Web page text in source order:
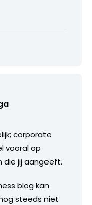
corporate
vooral op
die jij aangeeft.
blog kan
steeds niet